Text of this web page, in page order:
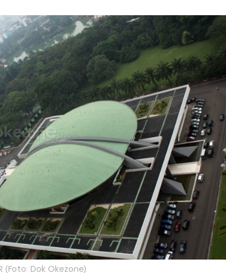
(Foto: Dok Okezone)